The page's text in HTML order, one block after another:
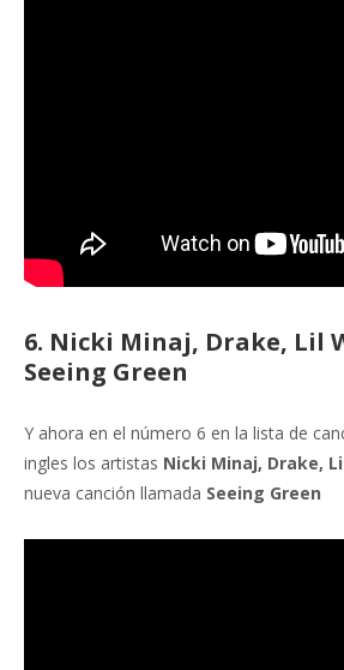
6. Nicki Minaj, Drake, Lil
Seeing Green
Y ahora en el número 6 en la lista de
ingles los artistas Nicki Minaj, Drake,
nueva canción llamada Seeing Green